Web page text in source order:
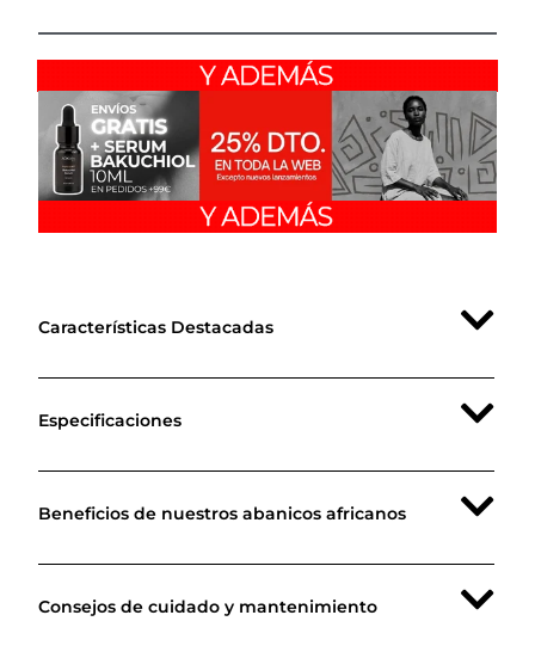
Características Destacadas
Especificaciones
Beneficios de nuestros abanicos africanos
Consejos de cuidado y mantenimiento